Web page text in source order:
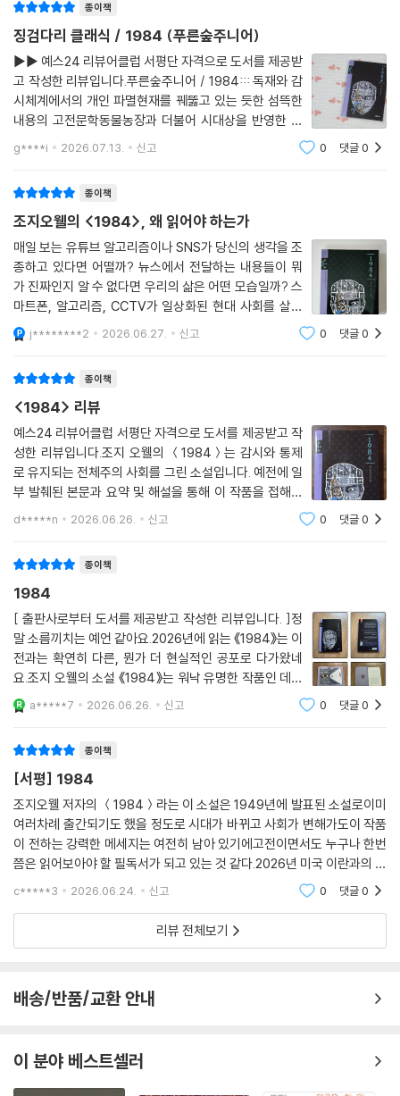
오브라이언이 왼손을 들어 손등이 윈스턴을 향하도록 했다. 그러고는 엄지
손가락만 접고 나머지 네 손가락을 편 채로 이렇게 물었다.
“손가락이 몇 개로 보이나, 윈스턴?”
“네 개입니다.”
“만약 당이 넷이 아니라 다섯이라고 하면 몇 개인가?”
--- p.333
당에 맞선다는 것은 더 이상 불가능한 일이었다. 게다가 따지고 보면 당이
옳았다. 그럴 수밖에. 불멸의 집단 지성이 어떻게 오류를 범할 수 있겠는가.
감히 어떤 외적 기준으로 그들의 판단을 평가할 수 있겠는가. 옳고 그름은
결국 다수결의 문제였다. 따라서 그들의 방식대로 생각하는 법을 배우는
것이 관건이었다. 오직 그것뿐이다!
--- p.372
어느 날인가, 아니 어쩌면 어느 ‘날’이라는 표현은 적절치 않겠다. 한밤중이
상에 잠겼다. 복도를 걸어가며 곧 뒤에서 총알이 날아올 거라고 생각하고
있었다. 당장 뒤에서 총을 쏠 게 분명했다.
--- p.376
징검다리 클래식《1984》의 해설에서는 개인의 사생활과 감시 사회의 문
제를 전면적으로 다룬 이 작품이 디지털 기술에 일상이 노출되고 있는 지
금 시대를 비추는 거울과 같다고 말한다. 정보를 독점하고 조작, 감시, 처벌
로 체제를 유지하거나 디지털 기술을 활용해 시민을 감시하는 국가가 여전
히 존재하기 때문이다. 게다가 CCTV가 일상화되고 구글과 페이스북 같은
빅테크기업이 개인정보를 독점하고 유출하며, 인스타그램, 틱톡, 유튜브
의 알고리즘은 신상정보를 넘어 ‘취향’까지 수집한다.
오웰은 이 작품을 통해 감시 사회에 대한 경계를 말하고자 했다. 그렇다면
까? 개인정보 유출과 사생활 침해를 막기 위해 국가와 기업, 그리고 개인
은 무엇을 할 수 있을까? 책과 해설을 읽으며 질문의 답을 찾아가 보자.
“2+2=4일까, 5일까?”
생각의 자유마저 빼앗긴 개인,
자유와 행복 사이 무엇을 선택할 수 있을까?
윈스턴은 작품에서 자유를 열렬히 갈망하는 인물로 나온다. “2 더하기 2는
4가 아니라 5”라는 당의 강요 앞에서 ‘4’라 투쟁하고, 당이 국가 정복을 노
리는 악의 집단으로 상정한 ‘형제단’을 마음속으로 추종하며 ‘빅 브라더를
타도하자’고 일기에 쓴다. 그리고 성적 욕망을 철저히 통제하는 당의 지침
에 반해 몰래 줄리아를 만나 사랑을 나눈다. 윈스턴이 목숨을 내걸 정도로
이토록 자유를 갈망한 이유는 무엇일까?
《1984》에서는 개인의 일상뿐 아니라 ‘생각할 자유’마저 강력하게 억압한
는 법을 배우고, 당이 요구한다면 흑을 백이라고 말하는 충성심을 쌓는다.
결국 이전에 다르게 알았던 사실마저 잊어버리는 ‘이중사고’가 이들의 생
각을 지배하게 된다.
사랑할 자유, 의사 표현의 자유, 언론 출판의 자유, 심지어 생각할 자유마
저 빼앗겼지만, 당의 방침을 어기면 죽음만이 기다릴 뿐이다.《1984》는 인
간이 인간답게 살기 위한 조건이 무엇인지 묻는다. 조지 오웰은 자유 없이
글과 삶이 일치한 작가가 세상을 떠나기 전에 남긴 희망의 메시지
조지 오웰만큼 글과 삶이 일치한 작가도 드물 것이다. 그는 스페인 내전과
두 차례의 세계대전을 겪으며 1949년 전체주의의 종말을 묘사한 《1984》
를 펴냈고, 그다음 해인 1950년 세상을 떠났다. 온몸으로 글을 써내려간
오웰은 에세이《나는 왜 쓰는가》에서 “전체주의에 반대하고, 민주적 사회
주의를 지지하기 위한 것”이라고 글 쓰는 이유를 밝히기도 했다. 전쟁이 끝
나고 새로운 세계질서가 재편되던 20세기 중반, 조지 오웰이 글을 통해 전
《1984》에서 윈스턴이 “희망이 있다면, 그것은 노동 계급에게 있다”고 한
의 책장을 덮고 나서, 어두운 현실을 이겨내기 위해 희망을 붙잡고 실천한
종이책
징검다리 클래식 / 1984 (푸른숲주니어)
▶▶ 예스24 리뷰어클럽 서평단 자격으로 도서를 제공받
고 작성한 리뷰입니다. 푸른숲주니어 / 1984::: 독재와 감
시체계에서의 개인 파멸현재를 꿰뚫고 있는 듯한 섬뜩한
내용의 고전문학동물농장과 더불어 시대상을 반영한 비
판을 제대로 하고 있기에성인은 물론 청소년들의 필독서
죠중등 아이의 학교 필독서이기도 하고또 여름방학을 맞
g****i 2026.07.13. 신고 0 댓글0
종이책
조지오웰의 <1984>, 왜 읽어야 하는가
매일 보는 유튜브 알고리즘이나 SNS가 당신의 생각을 조
종하고 있다면 어떨까? 뉴스에서 전달하는 내용들이 뭐
가 진짜인지 알 수 없다면 우리의 삶은 어떤 모습일까? 스
마트폰, 알고리즘, CCTV가 일상화된 현대 사회를 살아
가는 우리들에게 조지오웰의 ＜1984＞는 매우 현실적인
공포로 다가온다. “빅 브라더가 당신을 지켜보고 있
j********2 2026.06.27. 신고 0 댓글0
종이책
<1984> 리뷰
예스24 리뷰어클럽 서평단 자격으로 도서를 제공받고 작
성한 리뷰입니다.조지 오웰의 ＜1984＞는 감시와 통제
로 유지되는 전체주의 사회를 그린 소설입니다. 예전에 일
부 발췌된 본문과 요약 및 해설을 통해 이 작품을 접해본
적은 있지만, 전문을 읽어본 적은 없었습니다. 그래서 이
d*****n 2026.06.26. 신고 0 댓글0
종이책
1984
[ 출판사로부터 도서를 제공받고 작성한 리뷰입니다. ]정
말 소름끼치는 예언 같아요.2026년에 읽는 《1984》는 이
전과는 확연히 다른, 뭔가 더 현실적인 공포로 다가왔네
요.조지 오웰의 소설 《1984》는 워낙 유명한 작품인 데다
가 이미 전에도 읽었기에 낯설거나 새로울 게 없는데 이번
에는 좀 달랐네요.2026년은 구글 딥마인드의 바둑 인공
a*****7 2026.06.26. 신고 0 댓글0
종이책
[서평] 1984
조지오웰 저자의 ＜1984＞라는 이 소설은 1949년에 발표된 소설로이미
여러차례 출간되기도 했을 정도로 시대가 바뀌고 사회가 변해가도이 작품
이 전하는 강력한 메세지는 여전히 남아 있기에고전이면서도 누구나 한번
쯤은 읽어보아야 할 필독서가 되고 있는 것 같다.2026년 미국 이란과의 전
쟁이 핵 개발문제와 안보문제를 이유로 발발되었다고는 하지만미국과 이
c*****3 2026.06.24. 신고 0 댓글0
리뷰 전체보기
배송/반품/교환 안내
이 분야 베스트셀러